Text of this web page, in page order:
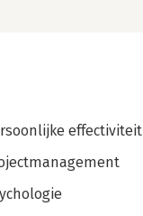
effectiviteit